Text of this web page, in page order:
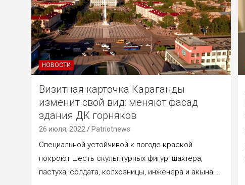
НОВОСТИ
Визитная карточка Караганды
изменит свой вид: меняют фасад
здания ДК горняков
26 июля, 2022 Patriotnews
Специальной устойчивой к погоде краской
покроют шесть скульптурных фигур: шахтера,
пастуха, солдата, колхозницы, инженера и акына.…